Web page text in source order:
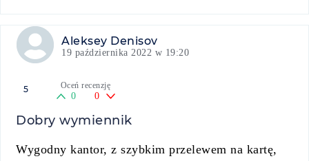
Aleksey Denisov
19 października 2022 w 19:20
5 Oceń recenzję
0 0
Dobry wymiennik
Wygodny kantor, z szybkim przelewem na kartę,